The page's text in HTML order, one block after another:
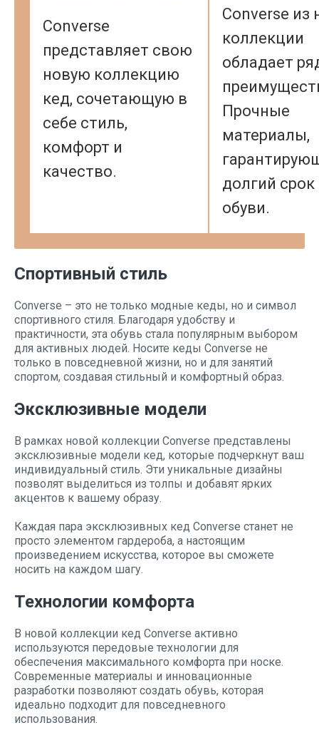
Converse
представляет свою
новую коллекцию
кед, сочетающую в
себе стиль,
комфорт и
качество.
Converse из
коллекции
обладает
Прочные
материалы,
долгий
обуви.
Спортивный стиль
Converse – это не только модные кеды, но и символ
спортивного стиля. Благодаря удобству и
практичности, эта обувь стала популярным выбором
для активных людей. Носите кеды Converse не
только в повседневной жизни, но и для занятий
спортом, создавая стильный и комфортный образ.
Эксклюзивные модели
В рамках новой коллекции Converse представлены
эксклюзивные модели кед, которые подчеркнут ваш
индивидуальный стиль. Эти уникальные дизайны
позволят выделиться из толпы и добавят ярких
акцентов к вашему образу.
Каждая пара эксклюзивных кед Converse станет не
просто элементом гардероба, а настоящим
произведением искусства, которое вы сможете
носить на каждом шагу.
Технологии комфорта
В новой коллекции кед Converse активно
используются передовые технологии для
обеспечения максимального комфорта при носке.
Современные материалы и инновационные
разработки позволяют создать обувь, которая
идеально подходит для повседневного
использования.